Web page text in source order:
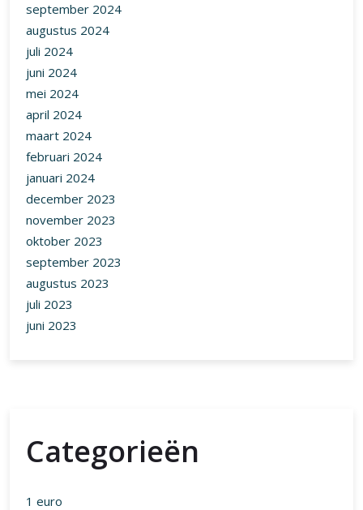
september 2024
augustus 2024
juli 2024
juni 2024
mei 2024
april 2024
maart 2024
februari 2024
januari 2024
december 2023
november 2023
oktober 2023
september 2023
augustus 2023
juli 2023
juni 2023
Categorieën
1 euro